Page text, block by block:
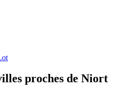
proches de Niort